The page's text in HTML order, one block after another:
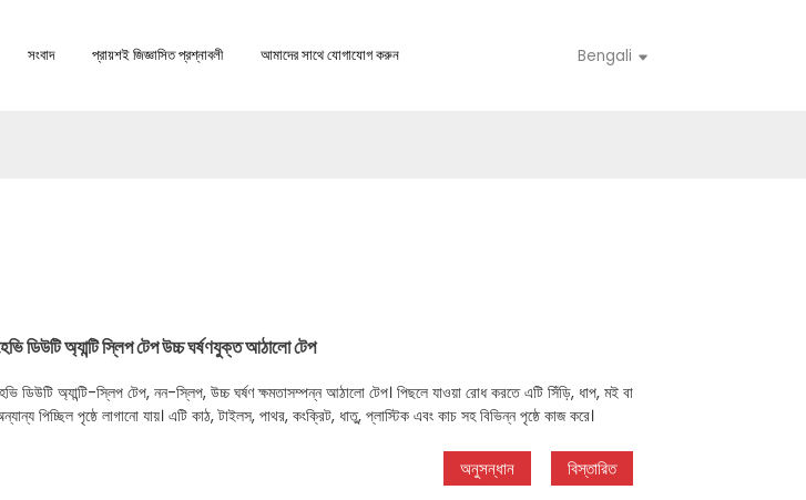
সংবাদ প্রায়শই জিজ্ঞাসিত প্রশ্নাবলী আমাদের সাথে যোগাযোগ করুন Bengali
ডিউটি ​​অ্যান্টি স্লিপ টেপ উচ্চ ঘর্ষণযুক্ত আঠালো টেপ
ডিউটি ​​অ্যান্টি-স্লিপ টেপ, নন-স্লিপ, উচ্চ ঘর্ষণ ক্ষমতাসম্পন্ন আঠালো টেপ। পিছলে যাওয়া রোধ করতে এটি সিঁড়ি, ধাপ, মই বা
পিচ্ছিল পৃষ্ঠে লাগানো যায়। এটি কাঠ, টাইলস, পাথর, কংক্রিট, ধাতু, প্লাস্টিক এবং কাচ সহ বিভিন্ন পৃষ্ঠে কাজ করে।
অনুসন্ধান বিস্তারিত